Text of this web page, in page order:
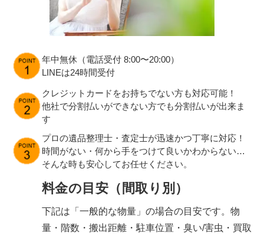
年中無休（電話受付 8:00〜20:00）
LINEは24時間受付
クレジットカードをお持ちでない方も対応可能！
他社で分割払いができない方でも分割払いが出来ま
す
プロの遺品整理士・査定士が迅速かつ丁寧に対応！
時間がない・何から手をつけて良いかわからない…
そんな時も安心してお任せください。
料金の目安（間取り別）
下記は「一般的な物量」の場合の目安です。物
量・階数・搬出距離・駐車位置・臭い/害虫・買取